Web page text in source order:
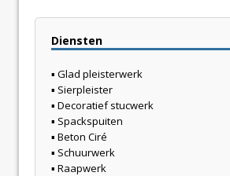
Diensten
▪ Glad pleisterwerk
▪ Sierpleister
▪ Decoratief stucwerk
▪ Spackspuiten
▪ Beton Ciré
▪ Schuurwerk
▪ Raapwerk